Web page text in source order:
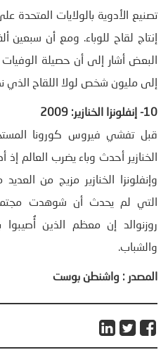
تصنيع الأدوية بالولايات
إنتاج لقاح للوباء. ومع أن
البعض أشار إلى أن حصيلة
إلى مليون شخص لولا اللقاح الذي
10- إنفلونزا الخنازير: 2009
وإنفلونزا الخنازير مزيج من
التي لم يحدث أن شوهدت
روزنوالد إن معظم الذين أُصيبوا
والشباب.
المصدر : واشنطن بوست